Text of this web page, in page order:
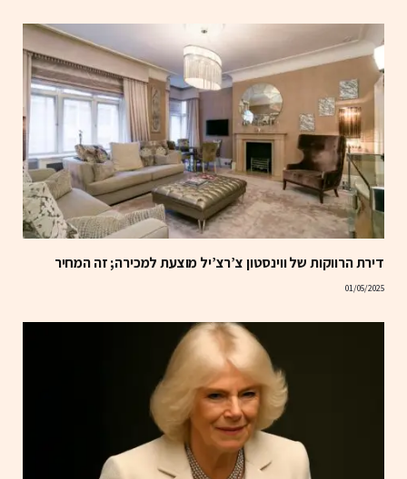
דירת הרווקות של ווינסטון צ’רצ’יל מוצעת למכירה; זה המחיר
01/05/2025